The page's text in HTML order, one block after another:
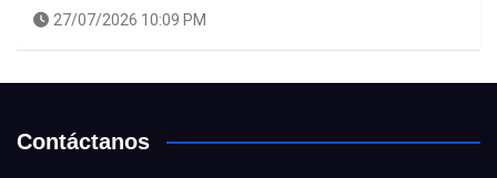
27/07/2026 10:09 PM
Contáctanos